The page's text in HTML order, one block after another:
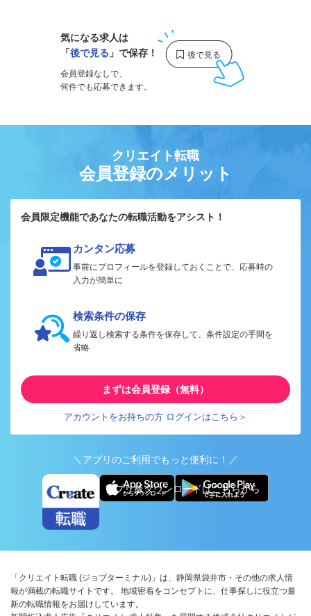
気になる求人は
「後で見る 」で保存！
会員登録なしで、
何件でも応募できます。
クリエイト転職
会員登録のメリット
会員限定機能であなたの転職活動をアシスト！
カンタン応募
事前にプロフィールを登録しておくことで、応募時の
入力が簡単に
検索条件の保存
繰り返し検索する条件を保存して、条件設定の手間を
省略
まずは会員登録（無料）
アカウントをお持ちの方 ログインはこちら＞
＼アプリのご利用でもっと便利に！／
アプリ版ダウンロードはこちらから
「クリエイト転職 (ジョブターミナル)」は、静岡県袋井市・その他の求人情
報が満載の転職サイトです。 地域密着をコンセプトに、仕事探しに役立つ最
新の転職情報をお届けしています。